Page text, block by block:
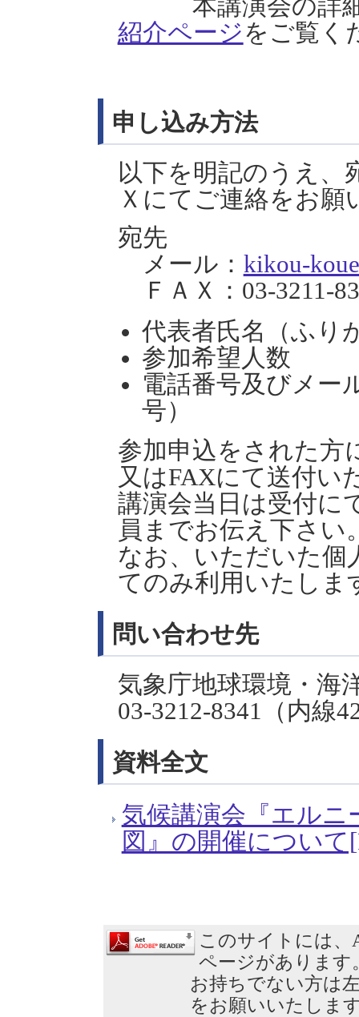
本講演会の詳細
紹介ページをご覧く
申し込み方法
以下を明記のうえ、
Ｘにてご連絡をお願
宛先
メール： kikou-
ＦＡＸ：03-3211-
代表者氏名（ふり
参加希望人数
電話番号及びメー
号）
参加申込をされた方
又はFAXにて送付い
講演会当日は受付に
員までお伝え下さい
なお、いただいた個
てのみ利用いたしま
問い合わせ先
気象庁地球環境・海
03-3212-8341（内線
資料全文
気候講演会『エル
図』の開催について
このサイトには、
ページがあります
お持ちでない方は
をお願いいたしま